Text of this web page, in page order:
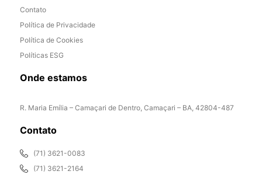
Contato
Política de Privacidade
Política de Cookies
Políticas ESG
Onde estamos
R. Maria Emília – Camaçari de Dentro, Camaçari – BA, 42804-487
Contato
(71) 3621-0083
(71) 3621-2164